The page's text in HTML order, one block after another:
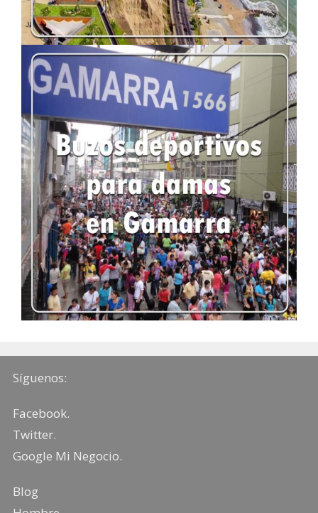
Síguenos:
Facebook.
Twitter.
Google Mi Negocio.
Blog